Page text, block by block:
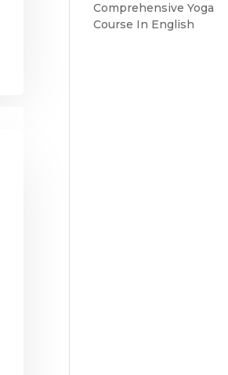
Comprehensive Yoga
Course In English